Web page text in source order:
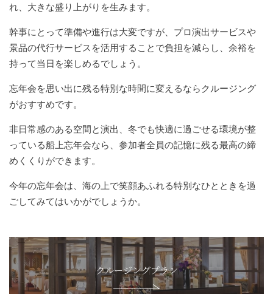
れ、大きな盛り上がりを生みます。
幹事にとって準備や進行は大変ですが、プロ演出サービスや
景品の代行サービスを活用することで負担を減らし、余裕を
持って当日を楽しめるでしょう。
忘年会を思い出に残る特別な時間に変えるならクルージング
がおすすめです。
非日常感のある空間と演出、冬でも快適に過ごせる環境が整
っている船上忘年会なら、参加者全員の記憶に残る最高の締
めくくりができます。
今年の忘年会は、海の上で笑顔あふれる特別なひとときを過
ごしてみてはいかがでしょうか。
クルージングプラン